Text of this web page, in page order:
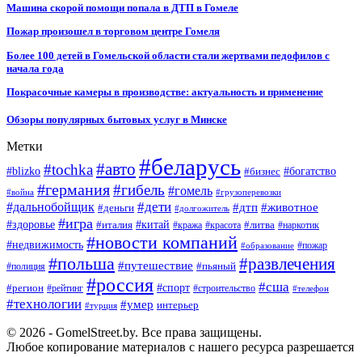
Машина скорой помощи попала в ДТП в Гомеле
Пожар произошел в торговом центре Гомеля
Более 100 детей в Гомельской области стали жертвами педофилов с
начала года
Покрасочные камеры в производстве: актуальность и применение
Обзоры популярных бытовых услуг в Минске
Метки
#blizko #tochka#авто #беларусь #бизнес #богатство
#война #германия#гибель #гомель #грузоперевозки
#дальнобойщик #деньги #дети #долгожитель #дтп #животное
#здоровье #игра #италия #китай #кража #красота #литва #наркотик
#недвижимость #новости компаний #образование #пожар
#полиция #польша #путешествие #пьяный #развлечения
#регион #рейтинг #россия #спорт #строительство #сша #телефон
#технологии #турция #умер интерьер
© 2026 - GomelStreet.by. Все права защищены.
Любое копирование материалов с нашего ресурса разрешается